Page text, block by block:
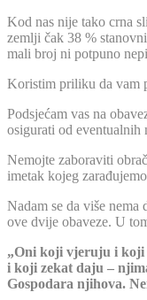
Kod nas nije tako crna
zemlji čak 38 %
mali broj ni potpuno
Koristim priliku da vam
Podsjećam vas na
osigurati od eventualnih
Nemojte zaboraviti
imetak kojeg
Nadam se da više
ove dvije obaveze. U
„Oni koji vjeruju i koji
i koji zekat daju –
Gospodara njihova.